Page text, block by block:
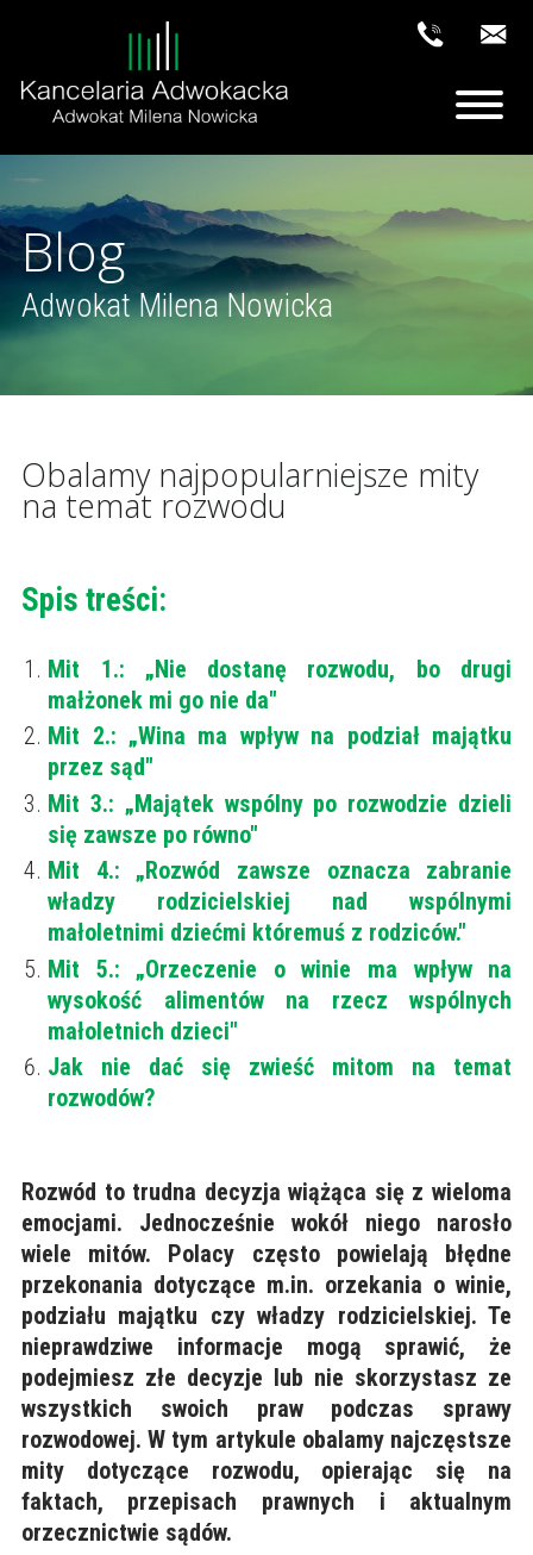
Blog
Adwokat Milena Nowicka
Obalamy najpopularniejsze mity
na temat rozwodu
Spis treści:
Mit 1.: „Nie dostanę rozwodu, bo drugi
małżonek mi go nie da"
Mit 2.: „Wina ma wpływ na podział majątku
przez sąd"
Mit 3.: „Majątek wspólny po rozwodzie dzieli
się zawsze po równo"
Mit 4.: „Rozwód zawsze oznacza zabranie
władzy rodzicielskiej nad wspólnymi
małoletnimi dziećmi któremuś z rodziców."
Mit 5.: „Orzeczenie o winie ma wpływ na
wysokość alimentów na rzecz wspólnych
małoletnich dzieci"
Jak nie dać się zwieść mitom na temat
rozwodów?
Rozwód to trudna decyzja wiążąca się z wieloma
emocjami. Jednocześnie wokół niego narosło
wiele mitów. Polacy często powielają błędne
przekonania dotyczące m.in. orzekania o winie,
podziału majątku czy władzy rodzicielskiej. Te
nieprawdziwe informacje mogą sprawić, że
podejmiesz złe decyzje lub nie skorzystasz ze
wszystkich swoich praw podczas sprawy
rozwodowej. W tym artykule obalamy najczęstsze
mity dotyczące rozwodu, opierając się na
faktach, przepisach prawnych i aktualnym
orzecznictwie sądów.